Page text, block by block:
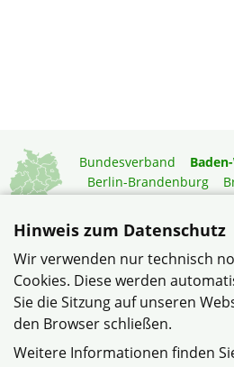
Bundesverband
Berlin-Brandenburg
Niedersachsen
Rheinland-Pfalz
Sachsen-Anhalt
Mitgliedermagazin
© Siedler und Wohneigentümer
Hinweis zum Datenschutz
Wir verwenden nur technisch
Cookies. Diese werden
Sie die Sitzung auf unseren
den Browser schließen.
Weitere Informationen finden